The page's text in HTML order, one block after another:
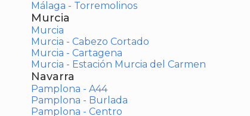
Málaga - Torremolinos
Murcia
Murcia
Murcia - Cabezo Cortado
Murcia - Cartagena
Murcia - Estación Murcia del Carmen
Navarra
Pamplona - A44
Pamplona - Burlada
Pamplona - Centro